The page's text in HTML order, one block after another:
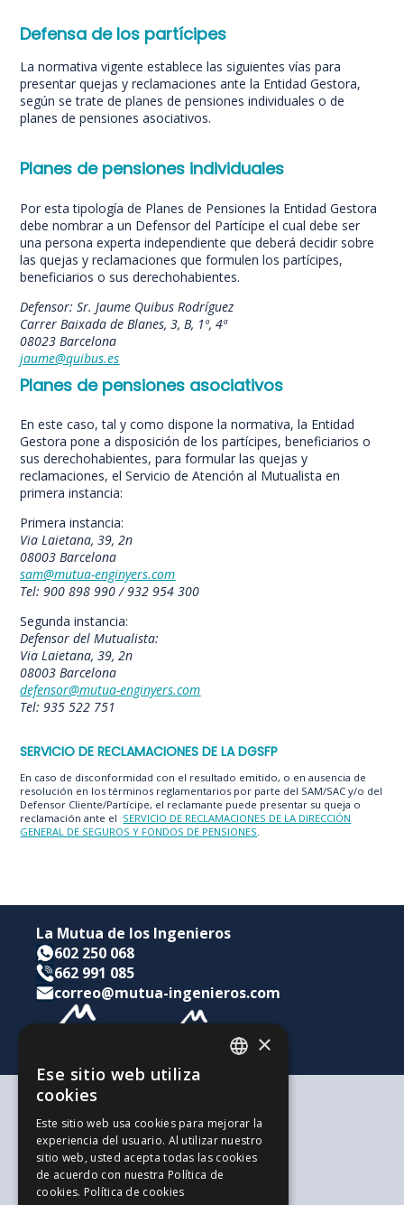
Defensa de los partícipes
La normativa vigente establece las siguientes vías para
presentar quejas y reclamaciones ante la Entidad Gestora,
según se trate de planes de pensiones individuales o de
planes de pensiones asociativos.
Planes de pensiones individuales
Por esta tipología de Planes de Pensiones la Entidad Gestora
debe nombrar a un Defensor del Partícipe el cual debe ser
una persona experta independiente que deberá decidir sobre
las quejas y reclamaciones que formulen los partícipes,
beneficiarios o sus derechohabientes.
Defensor: Sr. Jaume Quibus Rodríguez
Carrer Baixada de Blanes, 3, B, 1º, 4ª
08023 Barcelona
jaume@quibus.es
Planes de pensiones asociativos
En este caso, tal y como dispone la normativa, la Entidad
Gestora pone a disposición de los partícipes, beneficiarios o
sus derechohabientes, para formular las quejas y
reclamaciones, el Servicio de Atención al Mutualista en
primera instancia:
Primera instancia:
Via Laietana, 39, 2n
08003 Barcelona
sam@mutua-enginyers.com
Tel: 900 898 990 / 932 954 300
Segunda instancia:
Defensor del Mutualista:
Via Laietana, 39, 2n
08003 Barcelona
defensor@mutua-enginyers.com
Tel: 935 522 751
SERVICIO DE RECLAMACIONES DE LA DGSFP
En caso de disconformidad con el resultado emitido, o en ausencia de
resolución en los términos reglamentarios por parte del SAM/SAC y/o del
Defensor Cliente/Partícipe, el reclamante puede presentar su queja o
reclamación ante el SERVICIO DE RECLAMACIONES DE LA DIRECCIÓN
GENERAL DE SEGUROS Y FONDOS DE PENSIONES.
La Mutua de los Ingenieros
602 250 068
662 991 085
correo@mutua-ingenieros.com
Según tus necesidades
Para ti y tu familia
Para tus ahorros e inversiones
Para tu empresa
La alternativa a los Autónomos
ENGLISH
×
Ese sitio web utiliza
cookies
Este sitio web usa cookies para mejorar la
experiencia del usuario. Al utilizar nuestro
sitio web, usted acepta todas las cookies
de acuerdo con nuestra Política de
cookies. Política de cookies